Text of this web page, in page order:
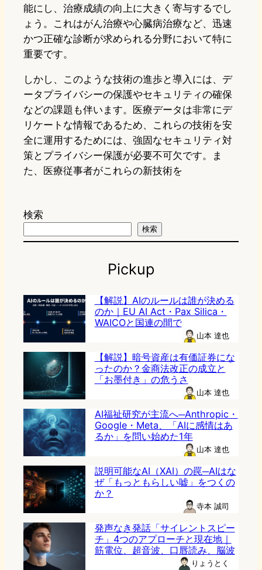
能にし、治療成績の向上に大きく寄与するでし
ょう。これはがん治療や心臓病治療など、迅速
かつ正確な診断が求められる分野において特に
重要です。
しかし、このような技術の進歩と導入には、デ
ータプライバシーの保護やセキュリティの確保
などの課題も伴います。医療データは非常にデ
リケートな情報であるため、これらの技術を安
全に運用するためには、強固なセキュリティ対
策とプライバシー保護が必要不可欠です。ま
た、医療従事者がこれらの新技術を
検索
検索
Pickup
【解説】AIのルールは誰が決める
のか｜EU AI Act・Pax Silica・
WAICOと国連の間で
山本 達也
【解説】暗号資産は有価証券にな
ったのか？金商法改正の成立と
「お墨付き」の危うさ
山本 達也
AI福祉研究が主流へ─Anthropic・
Google・Meta、「AIに感情はあ
るか」を問い始めた1年
山本 達也
説明可能なAI（XAI）の罠─AIはな
ぜ「もっともらしい嘘」をつくの
か？
寺本 誠司
発声なき発話「サイレントスピー
チ」4つのアプローチと現在地｜
筋電位、超音波、口唇読み、脳波
りょうとく